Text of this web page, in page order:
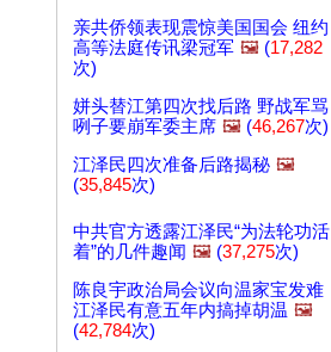
亲共侨领表现震惊美国国会 纽约
高等法庭传讯梁冠军 🖼️ (17,282
次)
姘头替江第四次找后路 野战军骂
咧子要崩军委主席 🖼️ (46,267次)
江泽民四次准备后路揭秘 🖼️
(35,845次)
中共官方透露江泽民“为法轮功活
着”的几件趣闻 🖼️ (37,275次)
陈良宇政治局会议向温家宝发难
江泽民有意五年内搞掉胡温 🖼️
(42,784次)